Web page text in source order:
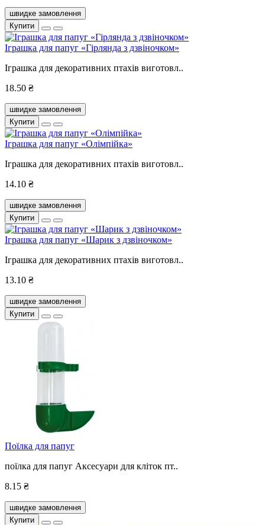
швидке замовлення
Купити
Іграшка для папуг «Гірлянда з дзвіночком»
Іграшка для декоративних птахів виготовл..
18.50 ₴
швидке замовлення
Купити
Іграшка для папуг «Олімпійка»
Іграшка для декоративних птахів виготовл..
14.10 ₴
швидке замовлення
Купити
Іграшка для папуг «Шарик з дзвіночком»
Іграшка для декоративних птахів виготовл..
13.10 ₴
швидке замовлення
Купити
Поїлка для папуг
поїлка для папуг Аксесуари для кліток пт..
8.15 ₴
швидке замовлення
Купити